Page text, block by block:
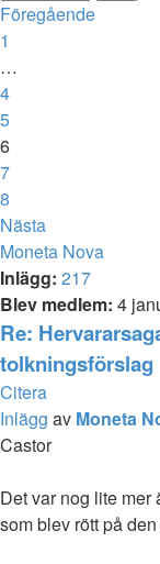
Föregående
1
…
4
5
6
7
8
Nästa
Moneta Nova
Inlägg: 217
Blev medlem: 4
Re:
tolkningsförslag
Citera
Inlägg av Moneta
Castor
Det var nog lite
som blev rött på